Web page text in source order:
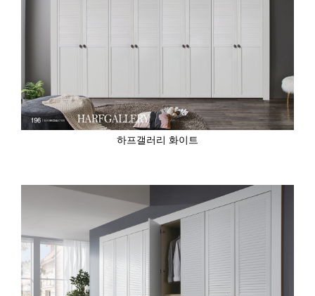
하프갤러리 화이트